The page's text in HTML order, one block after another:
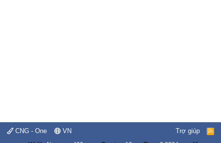
CNG - One VN Trợ giúp
R